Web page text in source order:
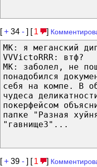
[+ 34 - ] [ 1 ]
MK: я меганский
VVVictoRRR: втф?
MK: заболел, не
понадобился
себя на компе. В
чудеса
покерфейсом
папке "Разная
"гавнище3"...
[+ 39 - ] [ 1 ]